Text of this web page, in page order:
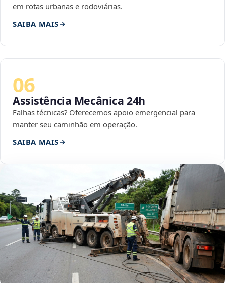
em rotas urbanas e rodoviárias.
SAIBA MAIS
06
Assistência Mecânica 24h
Falhas técnicas? Oferecemos apoio emergencial para
manter seu caminhão em operação.
SAIBA MAIS